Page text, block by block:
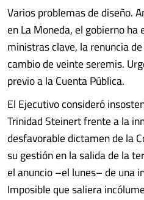
Varios problemas de diseño.
en La Moneda, el gobierno
ministras clave, la renuncia
cambio de veinte seremis.
previo a la Cuenta Pública.
El Ejecutivo consideró
Trinidad Steinert frente a la
desfavorable dictamen de la
su gestión en la salida de la
el anuncio –el lunes– de una
Imposible que saliera